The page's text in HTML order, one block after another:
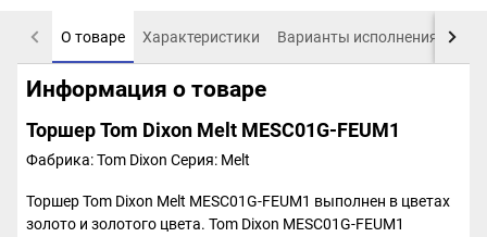
О товаре Характеристики Варианты исполнения
Информация о товаре
Торшер Tom Dixon Melt MESC01G-FEUM1
Фабрика: Tom Dixon Серия: Melt
Торшер Tom Dixon Melt MESC01G-FEUM1 выполнен в цветах
золото и золотого цвета. Tom Dixon MESC01G-FEUM1